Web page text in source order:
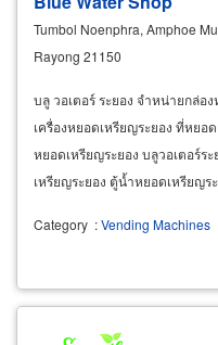
Tumbol Noenphra, Amphoe
Rayong 21150
บลู วอเตอร์ ระยอง จำหน่ายกล่อ
เครื่องหยอดเหรียญระยอง ที่หยอ
หยอดเหรียญระยอง บลูวอเตอร์ร
เหรียญระยอง ตู้น้ำหยอดเหรียญ
Category :Vending Machines